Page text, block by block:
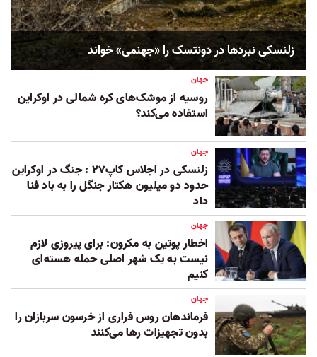
زلنسکی نبردها در دونتسک را «جهنمی» خواند
جهان
روسیه از موشک‌های کره شمالی در اوکراین
استفاده می‌کند؟
جهان
زلنسکی در اجلاس کاپ۲۷ : جنگ در اوکراین
حدود دو میلیون هکتار جنگل را به باد فنا
داد
جهان
اخطار پوتین به مکرون: برای پیروزی لازم
نیست به یک شهر اصلی حمله هسته‌ای
کنیم
جهان
فرماندهان روس فراری از خرسون‌ سربازان را
بدون تجهیزات رها می‌کنند